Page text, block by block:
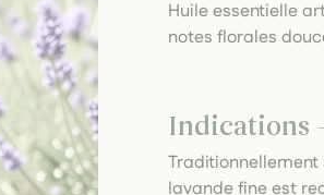
Huile essentielle
notes florales
Indications
lavande fine est